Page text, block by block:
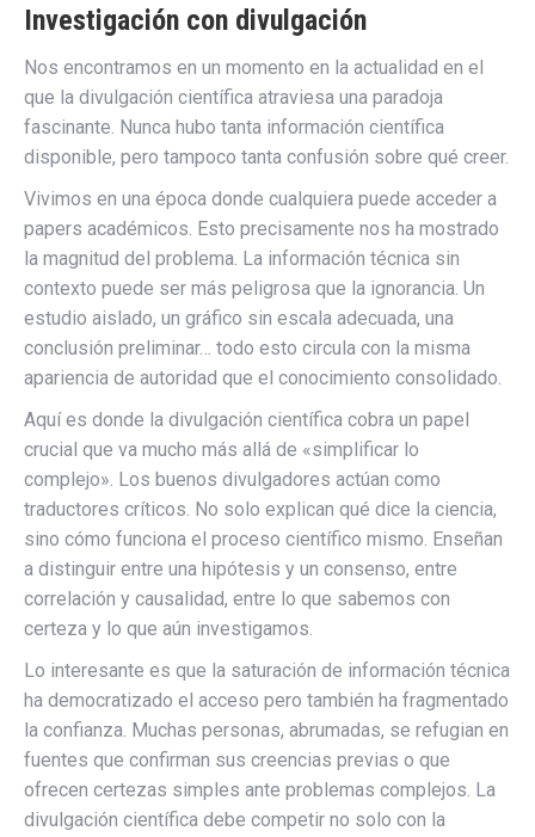
Investigación con divulgación
Nos encontramos en un momento en la actualidad en el
que la divulgación científica atraviesa una paradoja
fascinante. Nunca hubo tanta información científica
disponible, pero tampoco tanta confusión sobre qué creer.
Vivimos en una época donde cualquiera puede acceder a
papers académicos. Esto precisamente nos ha mostrado
la magnitud del problema. La información técnica sin
contexto puede ser más peligrosa que la ignorancia. Un
estudio aislado, un gráfico sin escala adecuada, una
conclusión preliminar… todo esto circula con la misma
apariencia de autoridad que el conocimiento consolidado.
Aquí es donde la divulgación científica cobra un papel
crucial que va mucho más allá de «simplificar lo
complejo». Los buenos divulgadores actúan como
traductores críticos. No solo explican qué dice la ciencia,
sino cómo funciona el proceso científico mismo. Enseñan
a distinguir entre una hipótesis y un consenso, entre
correlación y causalidad, entre lo que sabemos con
certeza y lo que aún investigamos.
Lo interesante es que la saturación de información técnica
ha democratizado el acceso pero también ha fragmentado
la confianza. Muchas personas, abrumadas, se refugian en
fuentes que confirman sus creencias previas o que
ofrecen certezas simples ante problemas complejos. La
divulgación científica debe competir no solo con la